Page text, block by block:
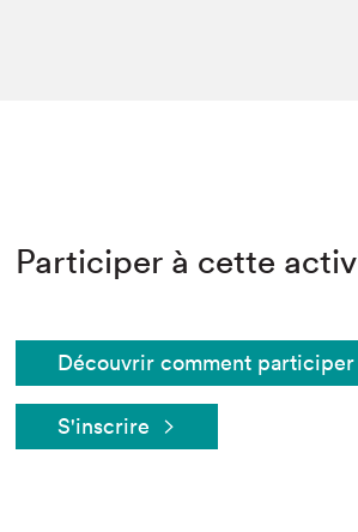
Participer à cette
Découvrir comment participer
S'inscrire